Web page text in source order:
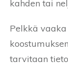
kahden tai
Pelkkä
tarvitaan